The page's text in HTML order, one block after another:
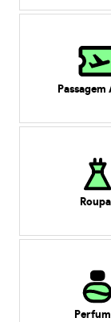
Passagem